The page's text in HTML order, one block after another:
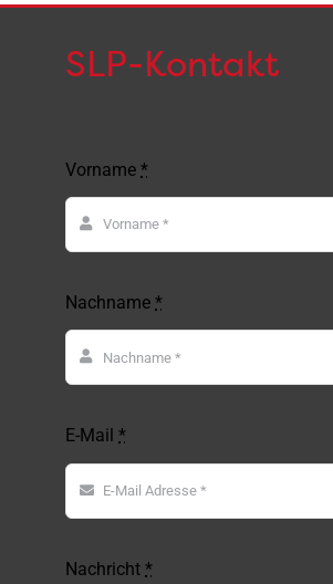
SLP-Kontakt
Vorname *
Nachname *
E-Mail *
Nachricht *